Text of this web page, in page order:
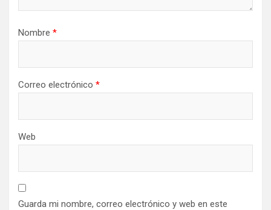
Nombre *
Correo electrónico *
Web
Guarda mi nombre, correo electrónico y web en este